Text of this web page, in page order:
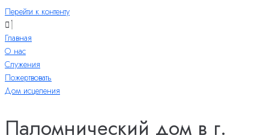
Перейти к контенту
Главная
О нас
Служения
Пожертвовать
Дом исцеления
Паломнический дом в г.